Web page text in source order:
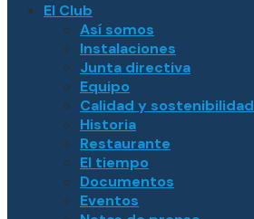
El Club
Así somos
Instalaciones
Junta directiva
Equipo
Calidad y sostenibilidad
Historia
Restaurante
El tiempo
Documentos
Eventos